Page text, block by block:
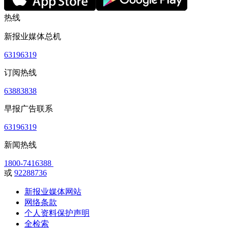
热线
新报业媒体总机
63196319
订阅热线
63883838
早报广告联系
63196319
新闻热线
1800-7416388
或 92288736
新报业媒体网站
网络条款
个人资料保护声明
全检索